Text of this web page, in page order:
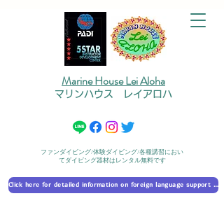
Marine House Lei Aloha
マリンハウス レイアロハ
ファンダイビング/体験ダイビング/各種講習におい
てダイビング器材はレンタル無料です
Click here for detailed information on foreign language support 外国語対応の詳細に​ついて